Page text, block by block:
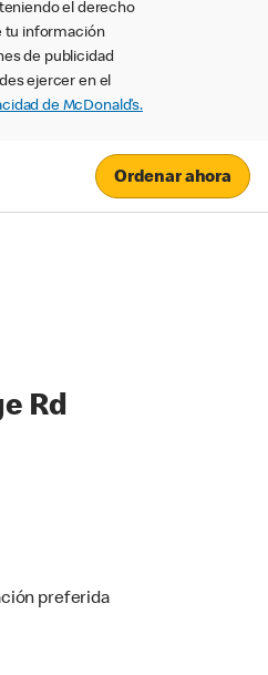
el derecho
tu información
de publicidad
ejercer en el
de McDonald’s.
Ordenar ahora
Rd
preferida